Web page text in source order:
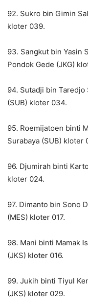
92. Sukro bin Gimin
kloter 039.
93. Sangkut bin Yasin
Pondok Gede (JKG)
94. Sutadji bin Taredjo
(SUB) kloter 034.
95. Roemijatoen binti
Surabaya (SUB) kloter
96. Djumirah binti
kloter 024.
97. Dimanto bin Sono
(MES) kloter 017.
98. Mani binti Mamak
(JKS) kloter 016.
99. Jukih binti Tiyul
(JKS) kloter 029.